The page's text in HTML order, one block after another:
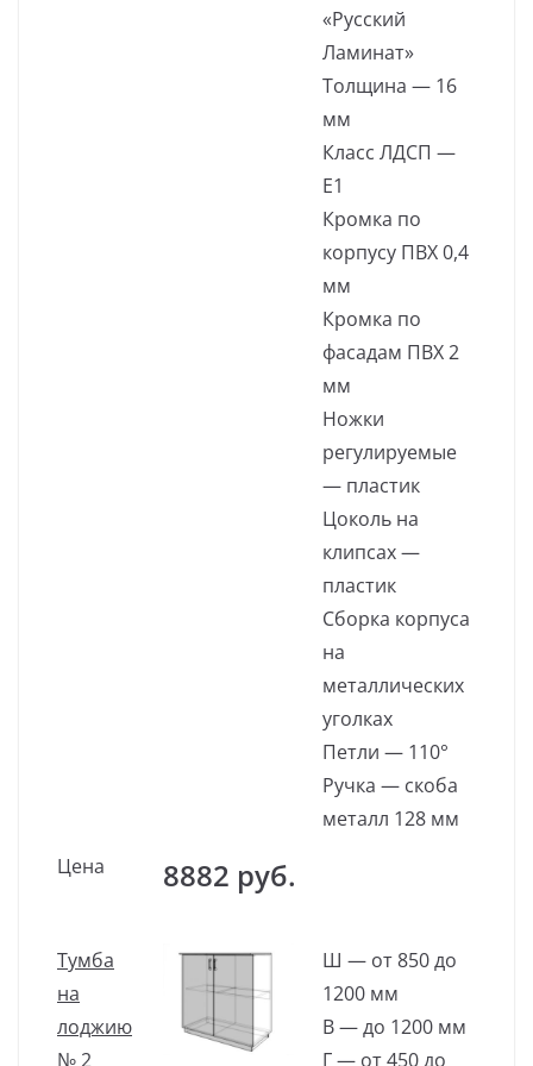
«Русский
Ламинат»
Толщина — 16
мм
Класс ЛДСП —
Е1
Кромка по
корпусу ПВХ 0,4
мм
Кромка по
фасадам ПВХ 2
мм
Ножки
регулируемые
— пластик
Цоколь на
клипсах —
пластик
Сборка корпуса
на
металлических
уголках
Петли — 110°
Ручка — скоба
металл 128 мм
Цена
8882 руб.
Тумба
на
лоджию
№ 2
Ш — от 850 до
1200 мм
В — до 1200 мм
Г — от 450 до